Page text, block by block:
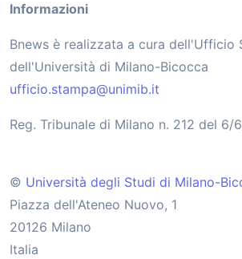
Informazioni
Bnews è realizzata a cura dell'Ufficio
dell'Università di Milano-Bicocca
ufficio.stampa@unimib.it
Reg. Tribunale di Milano n. 212 del 6/
© Università degli Studi di Milano-
Piazza dell'Ateneo Nuovo, 1
20126 Milano
Italia